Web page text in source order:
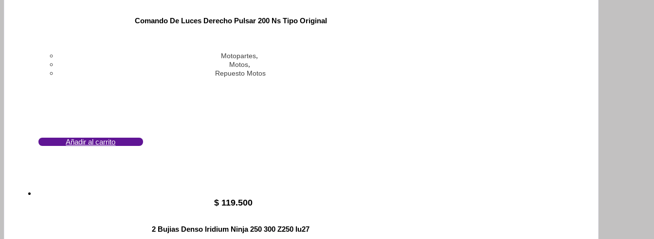
Comando De Luces Derecho Pulsar 200 Ns Tipo Original
Motopartes,
Motos,
Repuesto Motos
Añadir al carrito
$119.500
2 Bujias Denso Iridium Ninja 250 300 Z250 Iu27